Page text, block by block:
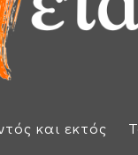
και εκτός